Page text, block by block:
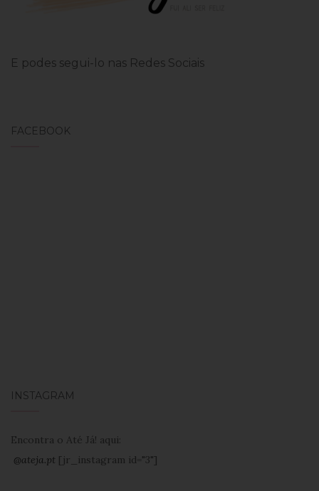
E podes segui-lo nas Redes Sociais
FACEBOOK
INSTAGRAM
Encontra o Até Já! aqui:
@ateja.pt [jr_instagram id="3"]